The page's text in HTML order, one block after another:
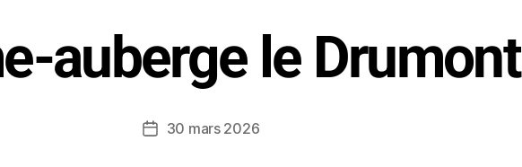
auberge le Drumont
30 mars 2026